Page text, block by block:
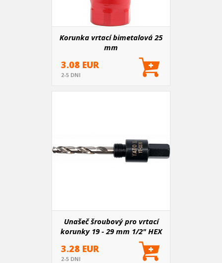
Korunka vrtací bimetalová 25
mm
3.08 EUR
2-5 DNI
Unašeč šroubový pro vrtací
korunky 19 - 29 mm 1/2" HEX
3.28 EUR
2-5 DNI